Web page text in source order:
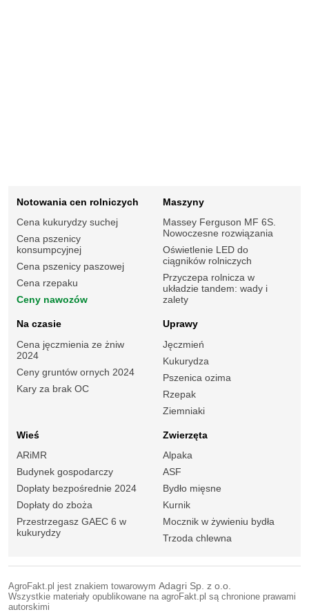
Notowania cen rolniczych
Cena kukurydzy suchej
Cena pszenicy
konsumpcyjnej
Cena pszenicy paszowej
Cena rzepaku
Ceny nawozów
Maszyny
Massey Ferguson MF 6S.
Nowoczesne rozwiązania
Oświetlenie LED do
ciągników rolniczych
Przyczepa rolnicza w
układzie tandem: wady i
zalety
Na czasie
Cena jęczmienia ze żniw
2024
Ceny gruntów ornych 2024
Kary za brak OC
Uprawy
Jęczmień
Kukurydza
Pszenica ozima
Rzepak
Ziemniaki
Wieś
ARiMR
Budynek gospodarczy
Dopłaty bezpośrednie 2024
Dopłaty do zboża
Przestrzegasz GAEC 6 w
kukurydzy
Zwierzęta
Alpaka
ASF
Bydło mięsne
Kurnik
Mocznik w żywieniu bydła
Trzoda chlewna
AgroFakt.pl jest znakiem towarowym Adagri Sp. z o.o.
Wszystkie materiały opublikowane na agroFakt.pl są chronione prawami
autorskimi